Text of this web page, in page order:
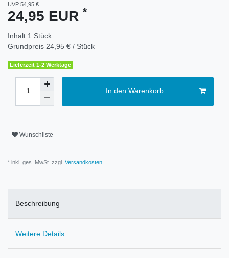
UVP 54,95 €
24,95 EUR *
Inhalt 1 Stück
Grundpreis 24,95 € / Stück
Lieferzeit 1-2 Werktage
In den Warenkorb
Wunschliste
* inkl. ges. MwSt. zzgl. Versandkosten
Beschreibung
Weitere Details